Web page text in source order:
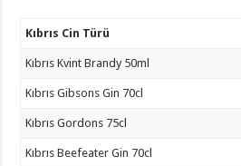
Kıbrıs Cin Türü
Kıbrıs Kvint Brandy 50ml
Kıbrıs Gibsons Gin 70cl
Kıbrıs Gordons 75cl
Kıbrıs Beefeater Gin 70cl